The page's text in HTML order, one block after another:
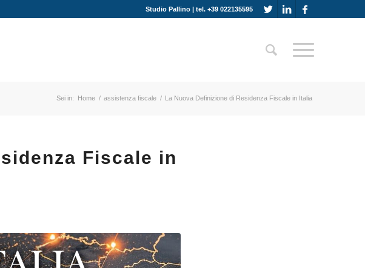
Studio Pallino | tel. +39 022135595
Sei in: Home / assistenza fiscale / La Nuova Definizione di Residenza Fiscale in Italia
Fiscale in